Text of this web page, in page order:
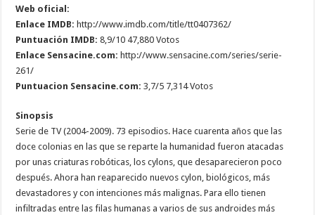
Web oficial:
Enlace IMDB: http://www.imdb.com/title/tt0407362/
Puntuación IMDB: 8,9/10 47,880 Votos
Enlace Sensacine.com: http://www.sensacine.com/series/serie-
261/
Puntuacion Sensacine.com: 3,7/5 7,314 Votos
Sinopsis
Serie de TV (2004-2009). 73 episodios. Hace cuarenta años que las
doce colonias en las que se reparte la humanidad fueron atacadas
por unas criaturas robóticas, los cylons, que desaparecieron poco
después. Ahora han reaparecido nuevos cylon, biológicos, más
devastadores y con intenciones más malignas. Para ello tienen
infiltradas entre las filas humanas a varios de sus androides más